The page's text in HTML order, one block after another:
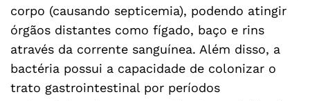
corpo (causando septicemia), podendo atingir
órgãos distantes como fígado, baço e rins
através da corrente sanguínea. Além disso, a
bactéria possui a capacidade de colonizar o
trato gastrointestinal por períodos